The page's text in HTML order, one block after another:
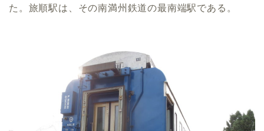
た。旅順駅は、その南満州鉄道の最南端駅である。